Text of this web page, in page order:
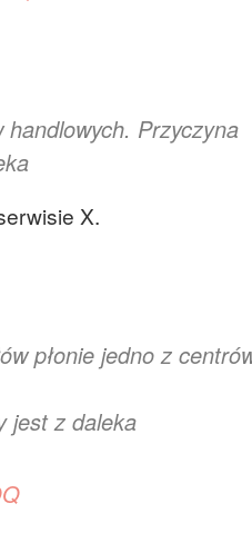
handlowych. Przyczyna
X.
płonie jedno z
jest z daleka